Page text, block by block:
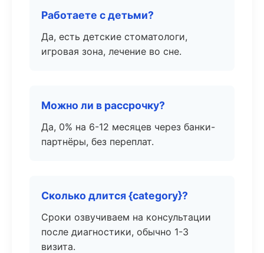
Работаете с детьми?
Да, есть детские стоматологи,
игровая зона, лечение во сне.
Можно ли в рассрочку?
Да, 0% на 6-12 месяцев через банки-
партнёры, без переплат.
Сколько длится {category}?
Сроки озвучиваем на консультации
после диагностики, обычно 1-3
визита.